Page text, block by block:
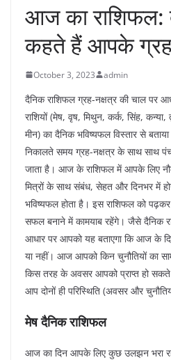
आज का राशिफल:
कहते हैं आपके
October 3, 2023 admin
दैनिक राशिफल ग्रह-नक्षत्र की चाल पर
राशियों (मेष, वृष, मिथुन, कर्क, सिंह,
मीन) का दैनिक भविष्यफल विस्तार से
निकालते समय ग्रह-नक्षत्र के साथ साथ
जाता है। आज के राशिफल में आपके लिए
मित्रों के साथ संबंध, सेहत और दिनभर में
भविष्यफल होता है। इस राशिफल को
सफल बनाने में कामयाब रहेंगे। जैसे दैनिक
आधार पर आपको यह बताएगा कि आज के
या नहीं। आज आपको किन चुनौतियों का
किस तरह के अवसर आपको प्राप्त हो
आप दोनों ही परिस्थिति (अवसर और
मेष दैनिक राशिफल
आज का दिन आपके लिए कुछ उलझन भरा